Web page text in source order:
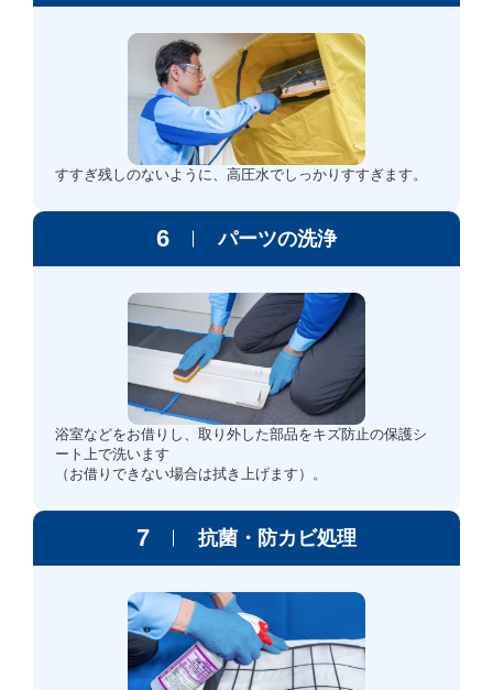
すすぎ残しのないように、高圧水でしっかりすすぎます。
6 パーツの洗浄
浴室などをお借りし、取り外した部品をキズ防止の保護シ
ート上で洗います
（お借りできない場合は拭き上げます）。
7 抗菌・防カビ処理